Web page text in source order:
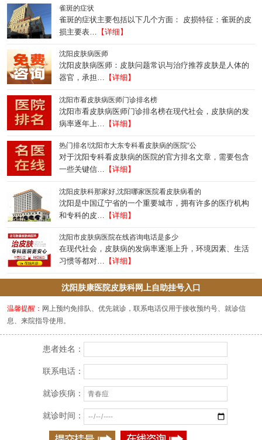
雀斑的症状
雀斑的症状主要包括以下几个方面： 皮损特征：雀斑的皮
损主要表…
【详细】
沈阳皮肤病医师
沈阳皮肤病医师：皮肤问题常识与治疗推荐皮肤是人体的
器官，承担… 【详细】
沈阳市看皮肤病医师门诊排名榜
沈阳市看皮肤病医师门诊排名榜在现代社会，皮肤病的发
病率逐年上…
【详细】
热门排名!沈阳市大东专科看皮肤病的医院“公
对于沈阳专科看皮肤病的医院的官方排名文章，需要包含
一些关键信… 【详细】
沈阳皮肤科那家好,沈阳哪家医院看皮肤病看的
沈阳是中国辽宁省的一个重要城市，拥有许多的医疗机构
和专科的皮…
【详细】
沈阳市皮肤病医院在线咨询电话是多少
在现代社会，皮肤病的发病率逐渐上升，环境因素、生活
习惯等都对… 【详细】
沈阳肤康医院皮肤科网上自助挂号入口
温馨提醒： 网上预约免排队、优先就诊，联系电话仅用于接收预约号、就诊信
息、来院指导使用。
患者姓名：
联系电话：
就诊疾病：
就诊时间：